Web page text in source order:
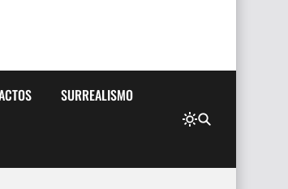
SURREALISMO